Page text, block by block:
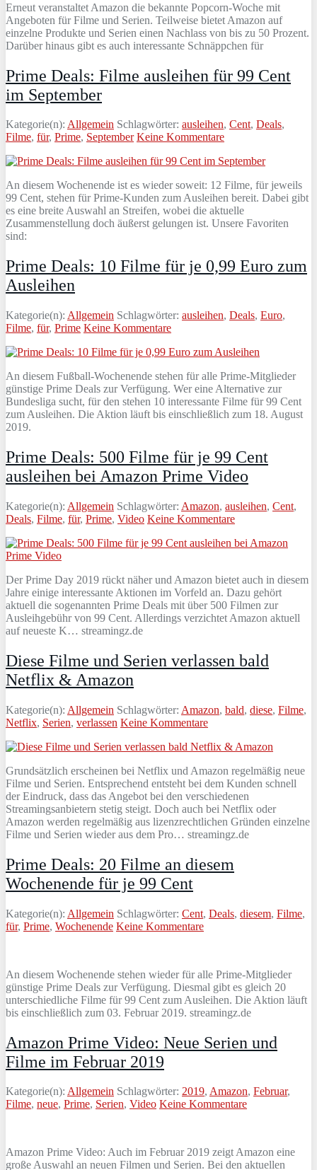
Erneut veranstaltet Amazon die bekannte Popcorn-Woche mit
Angeboten für Filme und Serien. Teilweise bietet Amazon auf
einzelne Produkte und Serien einen Nachlass von bis zu 50 Prozent.
Darüber hinaus gibt es auch interessante Schnäppchen für
Prime Deals: Filme ausleihen für 99 Cent
im September
Kategorie(n): Allgemein Schlagwörter: ausleihen, Cent, Deals,
Filme, für, Prime, September Keine Kommentare
An diesem Wochenende ist es wieder soweit: 12 Filme, für jeweils
99 Cent, stehen für Prime-Kunden zum Ausleihen bereit. Dabei gibt
es eine breite Auswahl an Streifen, wobei die aktuelle
Zusammenstellung doch äußerst gelungen ist. Unsere Favoriten
sind:
Prime Deals: 10 Filme für je 0,99 Euro zum
Ausleihen
Kategorie(n): Allgemein Schlagwörter: ausleihen, Deals, Euro,
Filme, für, Prime Keine Kommentare
An diesem Fußball-Wochenende stehen für alle Prime-Mitglieder
günstige Prime Deals zur Verfügung. Wer eine Alternative zur
Bundesliga sucht, für den stehen 10 interessante Filme für 99 Cent
zum Ausleihen. Die Aktion läuft bis einschließlich zum 18. August
2019.
Prime Deals: 500 Filme für je 99 Cent
ausleihen bei Amazon Prime Video
Kategorie(n): Allgemein Schlagwörter: Amazon, ausleihen, Cent,
Deals, Filme, für, Prime, Video Keine Kommentare
Der Prime Day 2019 rückt näher und Amazon bietet auch in diesem
Jahre einige interessante Aktionen im Vorfeld an. Dazu gehört
aktuell die sogenannten Prime Deals mit über 500 Filmen zur
Ausleihgebühr von 99 Cent. Allerdings verzichtet Amazon aktuell
auf neueste K… streamingz.de
Diese Filme und Serien verlassen bald
Netflix & Amazon
Kategorie(n): Allgemein Schlagwörter: Amazon, bald, diese, Filme,
Netflix, Serien, verlassen Keine Kommentare
Grundsätzlich erscheinen bei Netflix und Amazon regelmäßig neue
Filme und Serien. Entsprechend entsteht bei dem Kunden schnell
der Eindruck, dass das Angebot bei den verschiedenen
Streamingsanbietern stetig steigt. Doch auch bei Netflix oder
Amazon werden regelmäßig aus lizenzrechtlichen Gründen einzelne
Filme und Serien wieder aus dem Pro… streamingz.de
Prime Deals: 20 Filme an diesem
Wochenende für je 99 Cent
Kategorie(n): Allgemein Schlagwörter: Cent, Deals, diesem, Filme,
für, Prime, Wochenende Keine Kommentare
An diesem Wochenende stehen wieder für alle Prime-Mitglieder
günstige Prime Deals zur Verfügung. Diesmal gibt es gleich 20
unterschiedliche Filme für 99 Cent zum Ausleihen. Die Aktion läuft
bis einschließlich zum 03. Februar 2019. streamingz.de
Amazon Prime Video: Neue Serien und
Filme im Februar 2019
Kategorie(n): Allgemein Schlagwörter: 2019, Amazon, Februar,
Filme, neue, Prime, Serien, Video Keine Kommentare
Amazon Prime Video: Auch im Februar 2019 zeigt Amazon eine
große Auswahl an neuen Filmen und Serien. Bei den aktuellen